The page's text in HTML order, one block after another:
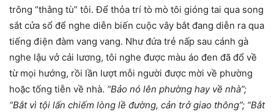
trông “thằng tù” tôi. Để thỏa trí tò mò tôi gióng tai qua song
sắt cửa sổ để nghe diễn biến cuộc vây bắt đang diễn ra qua
tiếng điện đàm vang vang. Như đứa trẻ nấp sau cánh gà
nghe lậu vở cải lương, tôi nghe được màu áo đen đã đổ về
từ mọi hướng, rồi lần lượt mỗi người được mời về phường
hoặc tống tiễn về nhà. “Bảo nó lên phường hay về nhà”;
“Bắt vì tội lấn chiếm lòng lề đường, cản trở giao thông”; “Bắt